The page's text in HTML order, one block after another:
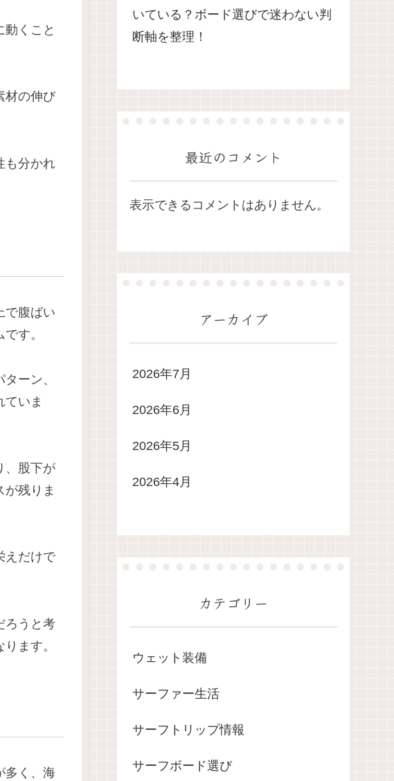
くこと
材の伸び
も分かれ
で腹ばい
す。
ーン、
ていま
、股下が
残りま
えだけで
ろうと考
ます。
多く、海
いている？ボード選びで迷わない判
断軸を整理！
最近のコメント
表示できるコメントはありません。
アーカイブ
2026年7月
2026年6月
2026年5月
2026年4月
カテゴリー
ウェット装備
サーファー生活
サーフトリップ情報
サーフボード選び